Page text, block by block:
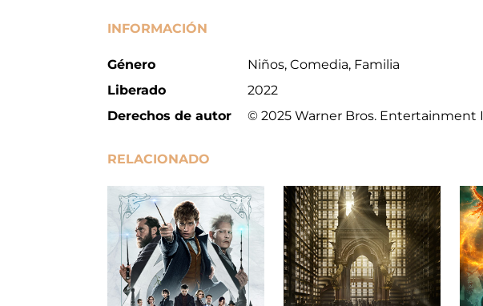
INFORMACIÓN
Género
Liberado
Derechos de autor
Niños, Comedia, Familia
2022
© 2025 Warner Bros. Entertainment
RELACIONADO